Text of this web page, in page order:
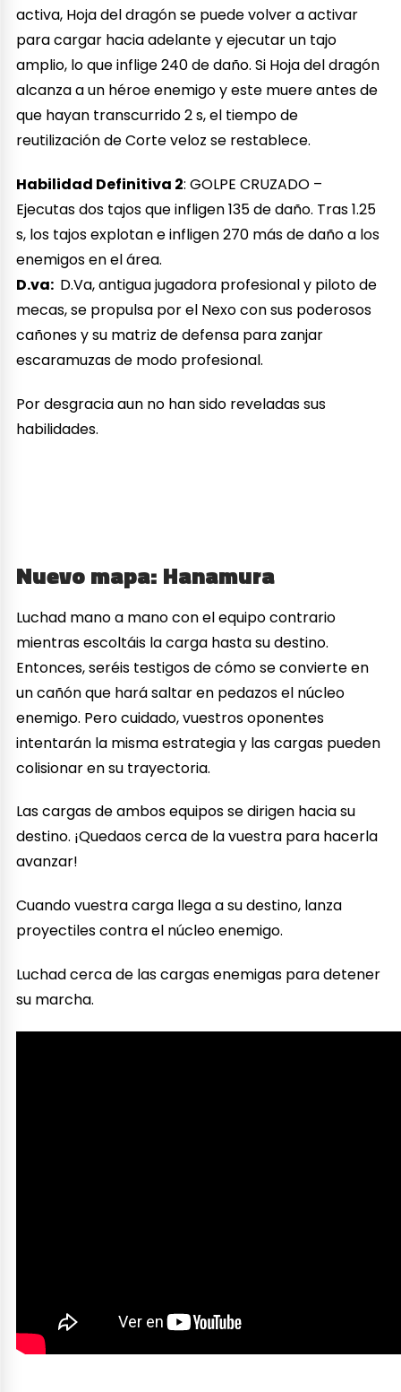
activa, Hoja del dragón se puede volver a activar
para cargar hacia adelante y ejecutar un tajo
amplio, lo que inflige 240 de daño. Si Hoja del dragón
alcanza a un héroe enemigo y este muere antes de
que hayan transcurrido 2 s, el tiempo de
reutilización de Corte veloz se restablece.
Habilidad Definitiva 2: GOLPE CRUZADO –
Ejecutas dos tajos que infligen 135 de daño. Tras 1.25
s, los tajos explotan e infligen 270 más de daño a los
enemigos en el área.
D.va: D.Va, antigua jugadora profesional y piloto de
mecas, se propulsa por el Nexo con sus poderosos
cañones y su matriz de defensa para zanjar
escaramuzas de modo profesional.
Por desgracia aun no han sido reveladas sus
habilidades.
Nuevo mapa: Hanamura
Luchad mano a mano con el equipo contrario
mientras escoltáis la carga hasta su destino.
Entonces, seréis testigos de cómo se convierte en
un cañón que hará saltar en pedazos el núcleo
enemigo. Pero cuidado, vuestros oponentes
intentarán la misma estrategia y las cargas pueden
colisionar en su trayectoria.
Las cargas de ambos equipos se dirigen hacia su
destino. ¡Quedaos cerca de la vuestra para hacerla
avanzar!
Cuando vuestra carga llega a su destino, lanza
proyectiles contra el núcleo enemigo.
Luchad cerca de las cargas enemigas para detener
su marcha.